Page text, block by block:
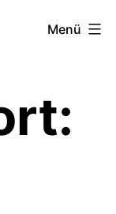
Menü